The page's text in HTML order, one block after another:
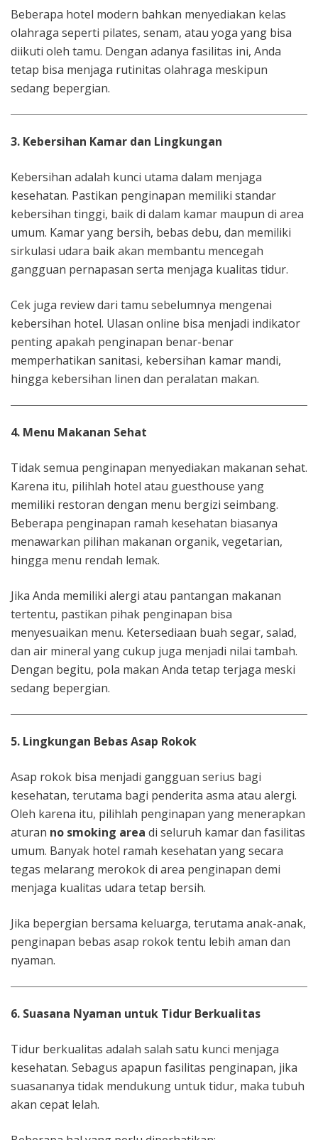
Beberapa hotel modern bahkan menyediakan kelas
olahraga seperti pilates, senam, atau yoga yang bisa
diikuti oleh tamu. Dengan adanya fasilitas ini, Anda
tetap bisa menjaga rutinitas olahraga meskipun
sedang bepergian.
3. Kebersihan Kamar dan Lingkungan
Kebersihan adalah kunci utama dalam menjaga
kesehatan. Pastikan penginapan memiliki standar
kebersihan tinggi, baik di dalam kamar maupun di area
umum. Kamar yang bersih, bebas debu, dan memiliki
sirkulasi udara baik akan membantu mencegah
gangguan pernapasan serta menjaga kualitas tidur.
Cek juga review dari tamu sebelumnya mengenai
kebersihan hotel. Ulasan online bisa menjadi indikator
penting apakah penginapan benar-benar
memperhatikan sanitasi, kebersihan kamar mandi,
hingga kebersihan linen dan peralatan makan.
4. Menu Makanan Sehat
Tidak semua penginapan menyediakan makanan sehat.
Karena itu, pilihlah hotel atau guesthouse yang
memiliki restoran dengan menu bergizi seimbang.
Beberapa penginapan ramah kesehatan biasanya
menawarkan pilihan makanan organik, vegetarian,
hingga menu rendah lemak.
Jika Anda memiliki alergi atau pantangan makanan
tertentu, pastikan pihak penginapan bisa
menyesuaikan menu. Ketersediaan buah segar, salad,
dan air mineral yang cukup juga menjadi nilai tambah.
Dengan begitu, pola makan Anda tetap terjaga meski
sedang bepergian.
5. Lingkungan Bebas Asap Rokok
Asap rokok bisa menjadi gangguan serius bagi
kesehatan, terutama bagi penderita asma atau alergi.
Oleh karena itu, pilihlah penginapan yang menerapkan
aturan no smoking area di seluruh kamar dan fasilitas
umum. Banyak hotel ramah kesehatan yang secara
tegas melarang merokok di area penginapan demi
menjaga kualitas udara tetap bersih.
Jika bepergian bersama keluarga, terutama anak-anak,
penginapan bebas asap rokok tentu lebih aman dan
nyaman.
6. Suasana Nyaman untuk Tidur Berkualitas
Tidur berkualitas adalah salah satu kunci menjaga
kesehatan. Sebagus apapun fasilitas penginapan, jika
suasananya tidak mendukung untuk tidur, maka tubuh
akan cepat lelah.